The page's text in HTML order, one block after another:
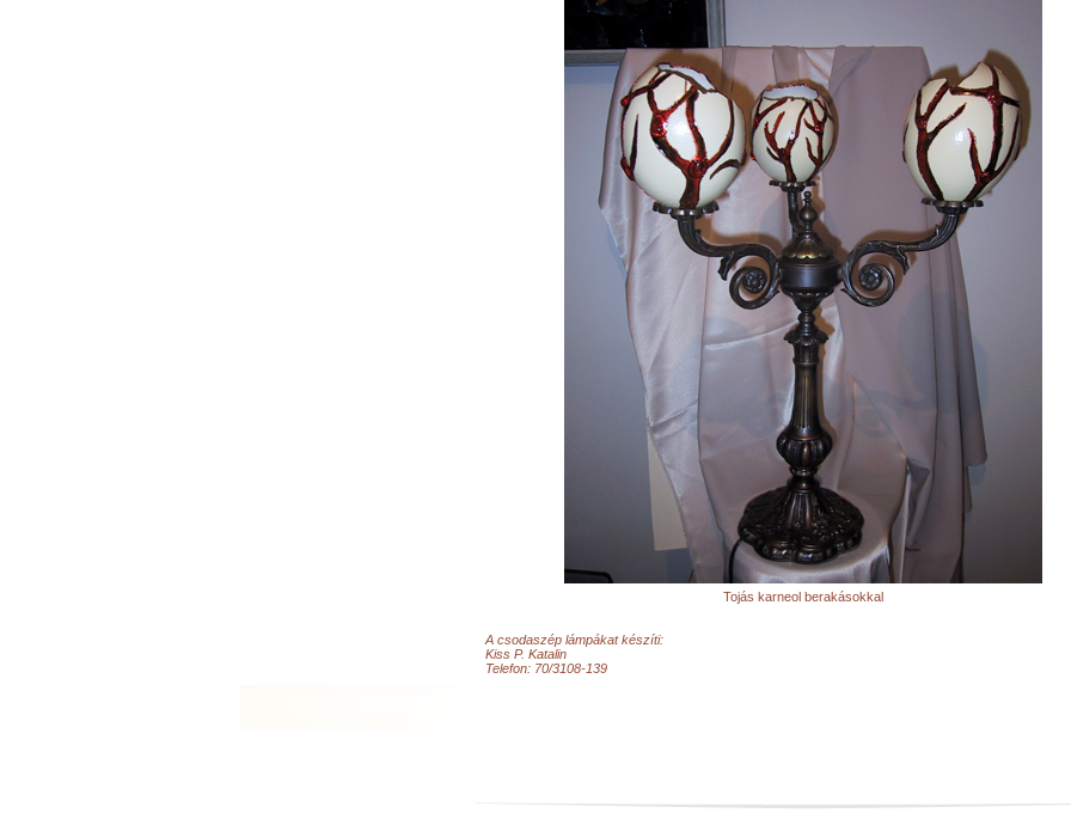
Tojás karneol berakásokkal
A csodaszép lámpákat készíti:
Kiss P. Katalin
Telefon: 70/3108-139